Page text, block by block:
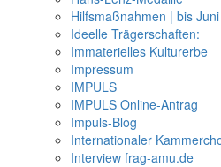
Hilfsmaßnahmen | bis Juni
Ideelle Trägerschaften:
Immaterielles Kulturerbe
Impressum
IMPULS
IMPULS Online-Antrag
Impuls-Blog
Internationaler
Interview frag-amu.de